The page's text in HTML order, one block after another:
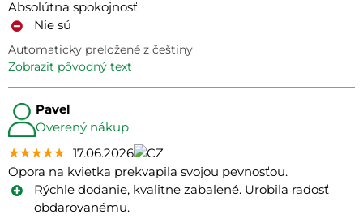
Absolútna spokojnosť
Nie sú
Automaticky preložené z češtiny
zobraziť pôvodný text
Pavel
Overený nákup
★★★★★
★★★★★
★★★★★ 17.06.2026
Opora na kvietka prekvapila svojou pevnosťou.
Rýchle dodanie, kvalitne zabalené. Urobila radosť
obdarovanému.